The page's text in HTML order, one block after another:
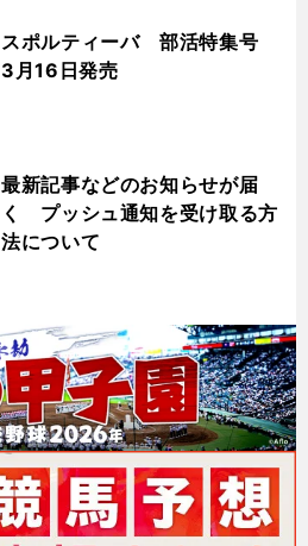
スポルティーバ 部活特集号
3月16日発売
最新記事などのお知らせが届
く プッシュ通知を受け取る方
法について